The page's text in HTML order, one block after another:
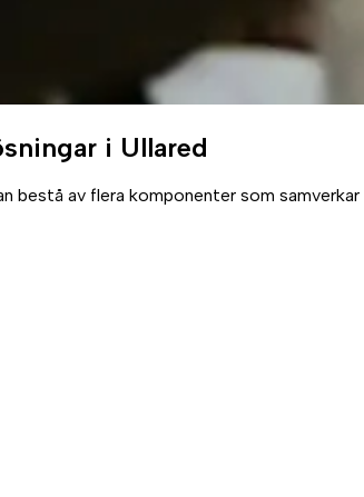
i Ullared
bestå av flera komponenter som